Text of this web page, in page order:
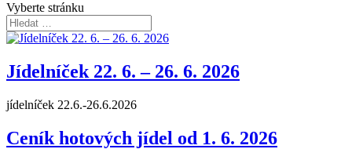
Vyberte stránku
Jídelníček 22. 6. – 26. 6. 2026
jídelníček 22.6.-26.6.2026
Ceník hotových jídel od 1. 6. 2026